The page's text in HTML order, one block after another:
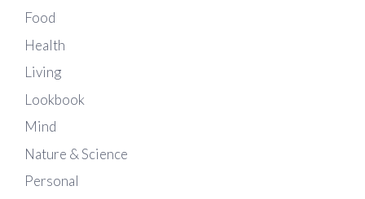
Food
Health
Living
Lookbook
Mind
Nature & Science
Personal